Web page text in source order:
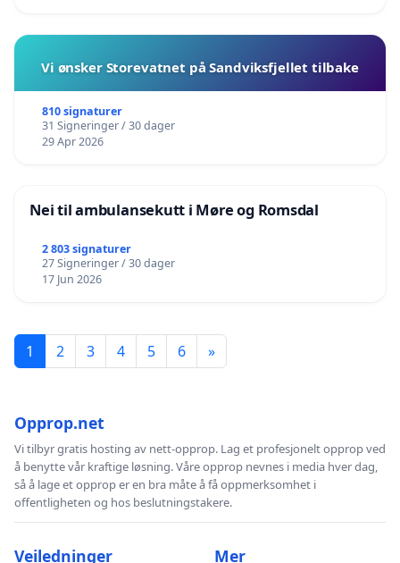
Vi ønsker Storevatnet på Sandviksfjellet tilbake
810 signaturer
31 Signeringer / 30 dager
29 Apr 2026
Nei til ambulansekutt i Møre og Romsdal
2 803 signaturer
27 Signeringer / 30 dager
17 Jun 2026
1 2 3 4 5 6 »
Opprop.net
Vi tilbyr gratis hosting av nett-opprop. Lag et profesjonelt opprop ved
å benytte vår kraftige løsning. Våre opprop nevnes i media hver dag,
så å lage et opprop er en bra måte å få oppmerksomhet i
offentligheten og hos beslutningstakere.
Veiledninger Mer